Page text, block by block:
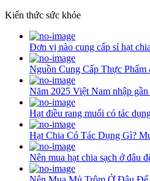
Kiến thức sức khỏe
Đơn vị nào cung cấp sỉ hạt
Nguồn Cung Cấp Thực
Năm 2025 Việt Nam nhập
Hạt điều rang muối có tác
Hạt Chia Có Tác Dụng Gì?
Nên mua hạt chia sạch ở đâu